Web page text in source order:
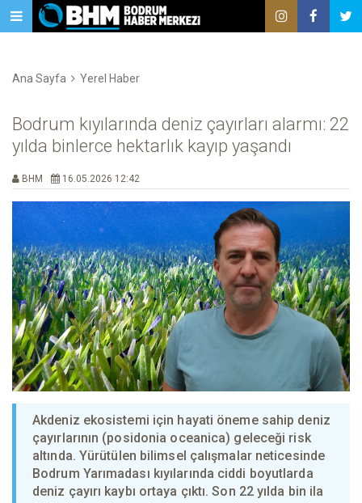
Ana Sayfa Yerel Haber
Bodrum kıyılarında deniz çayırları alarmı: 22
yılda binlerce hektarlık kayıp yaşandı
BHM 16.05.2026 12:42
Akdeniz ekosistemi için hayati öneme sahip deniz
çayırlarının (posidonia oceanica) geleceği risk
altında. Yürütülen bilimsel çalışmalar neticesinde
Bodrum Yarımadası kıyılarında ciddi boyutlarda
deniz çayırı kaybı ortaya çıktı. Son 22 yılda bin ila